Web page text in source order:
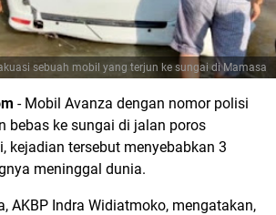
sebuah mobil yang terjun ke sungai di Mamasa
- Mobil Avanza dengan nomor polisi
bebas ke sungai di jalan poros
kejadian tersebut menyebabkan 3
meninggal dunia.
AKBP Indra Widiatmoko, mengatakan,